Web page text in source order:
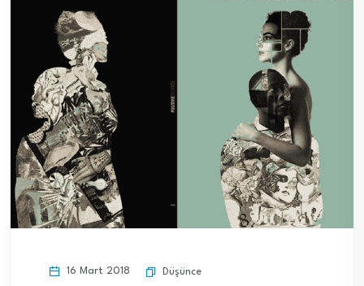
16 Mart 2018 Düşünce